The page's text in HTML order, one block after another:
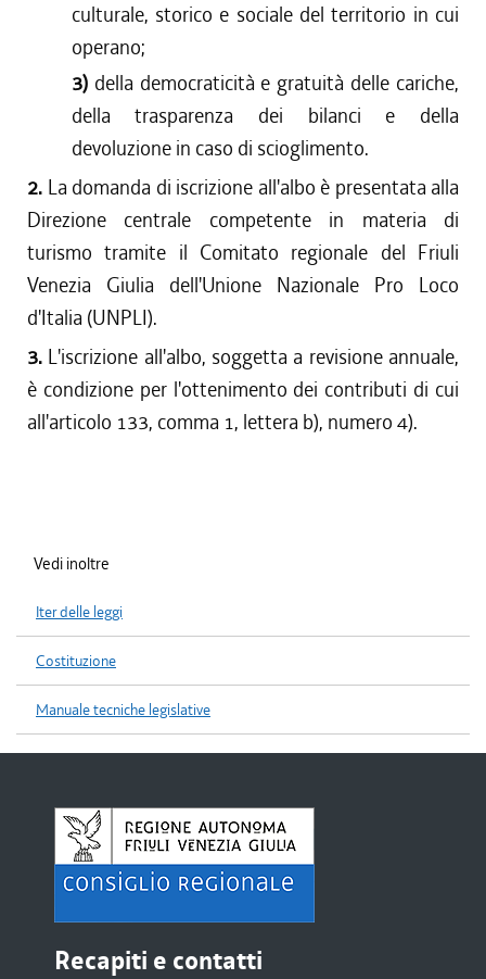
culturale, storico e sociale del territorio in cui
operano;
3) della democraticità e gratuità delle cariche,
della trasparenza dei bilanci e della
devoluzione in caso di scioglimento.
2. La domanda di iscrizione all'albo è presentata alla
Direzione centrale competente in materia di
turismo tramite il Comitato regionale del Friuli
Venezia Giulia dell'Unione Nazionale Pro Loco
d'Italia (UNPLI).
3. L'iscrizione all'albo, soggetta a revisione annuale,
è condizione per l'ottenimento dei contributi di cui
all'articolo 133, comma 1, lettera b), numero 4).
Vedi inoltre
Iter delle leggi
Costituzione
Manuale tecniche legislative
Recapiti e contatti